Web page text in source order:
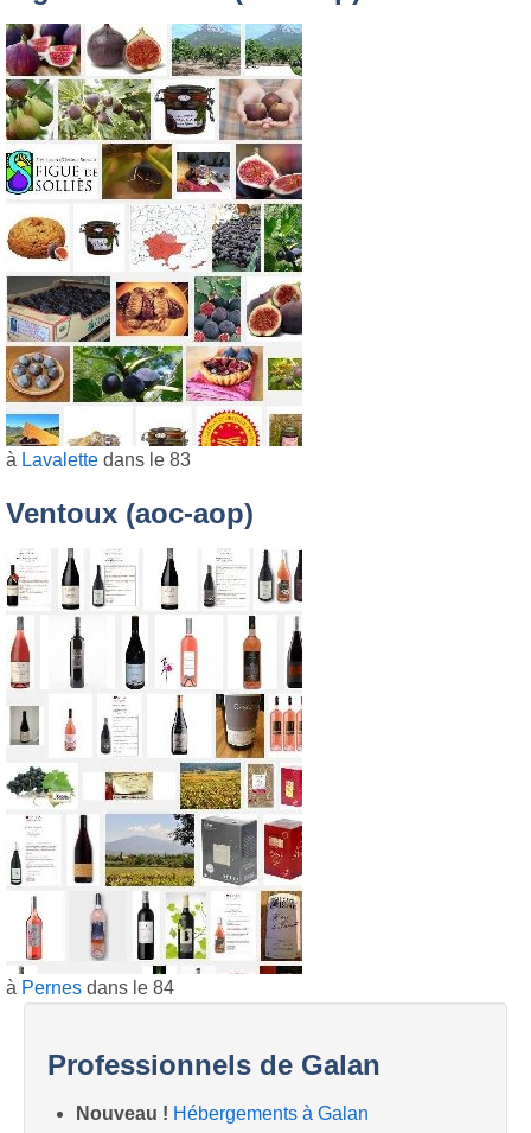
à Lavalette dans le 83
Ventoux (aoc-aop)
à Pernes dans le 84
Professionnels de Galan
Nouveau ! Hébergements à Galan